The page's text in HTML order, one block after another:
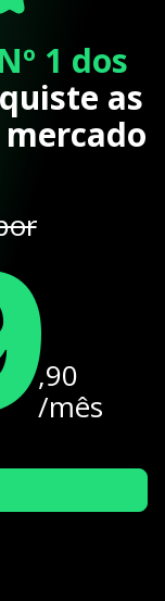
Nº 1 dos
as
,90
/mês